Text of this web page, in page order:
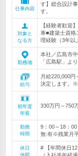
仕事内容
す】総合設計
す。
対象と
なる方
【経験者歓迎
車■建築士資格
理経験（3年以
勤務地
本社／広島市
「広島駅」よ
給与
月給220,000
決定します。※
初年度
年収
330万円～750
勤務
時間
9：00～18：
無:有※残業月
休日
休暇
# 【年間休日